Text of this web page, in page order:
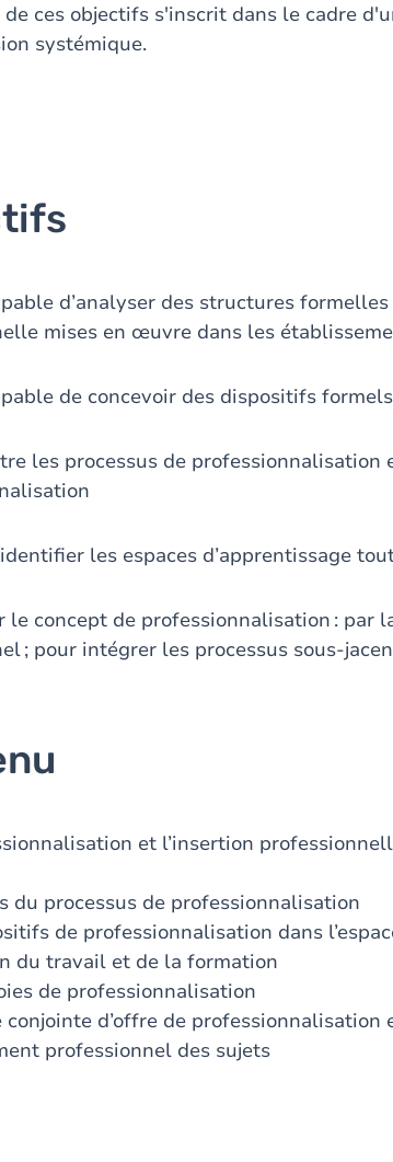
de ces objectifs s'inscrit dans le cadre
systémique.
d’analyser des structures
mises en œuvre dans les
de concevoir des dispositifs
les processus de
les espaces d’apprentissage
le concept de professionnalisation : par
; pour intégrer les processus sous-
et l’insertion
du processus de professionnalisation
de professionnalisation dans
du travail et de la formation
de professionnalisation
conjointe d’offre de
professionnel des sujets